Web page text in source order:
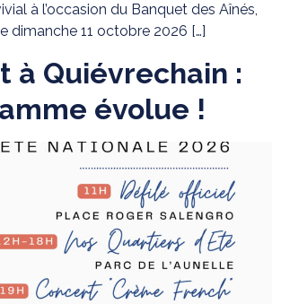
à l’occasion du Banquet des Aînés,
dimanche 11 octobre 2026 […]
à Quiévrechain :
évolue !